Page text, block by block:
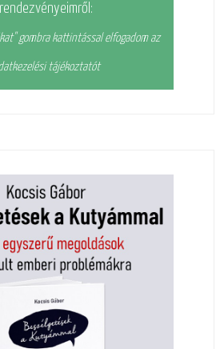
rendezvényeimről:
gombra kattintással elfogadom az
tájékoztatót